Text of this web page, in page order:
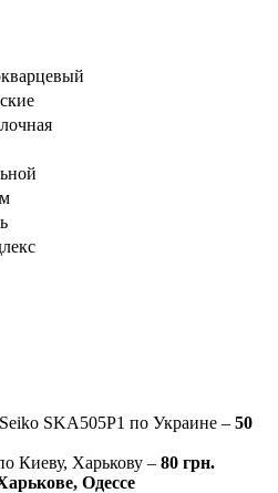
SKA505P1 по Украине – 50
Киеву, Харькову – 80 грн.
Одессе